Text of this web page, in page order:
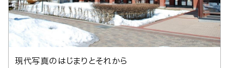
現代写真のはじまりとそれから